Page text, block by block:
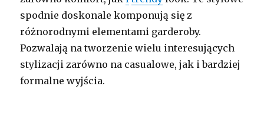
spodnie doskonale komponują się z
różnorodnymi elementami garderoby.
Pozwalają na tworzenie wielu interesujących
stylizacji zarówno na casualowe, jak i bardziej
formalne wyjścia.